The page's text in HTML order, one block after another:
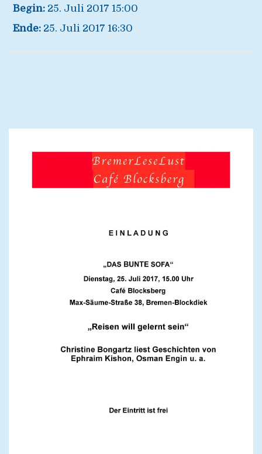
Begin: 25. Juli 2017 15:00
Ende: 25. Juli 2017 16:30